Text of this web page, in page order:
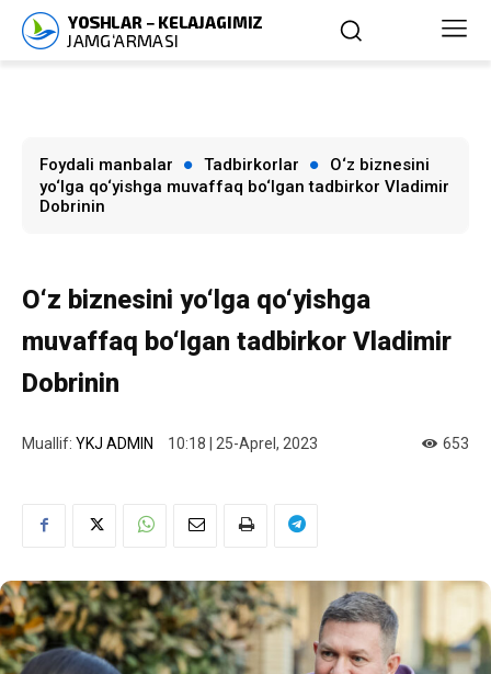
Foydali manbalar Tadbirkorlar
O‘z biznesini
yo‘lga qo‘yishga muvaffaq bo‘lgan tadbirkor Vladimir
Dobrinin
O‘z biznesini yo‘lga qo‘yishga
muvaffaq bo‘lgan tadbirkor Vladimir
Dobrinin
Muallif: YKJ ADMIN 10:18 | 25-Aprel, 2023 653